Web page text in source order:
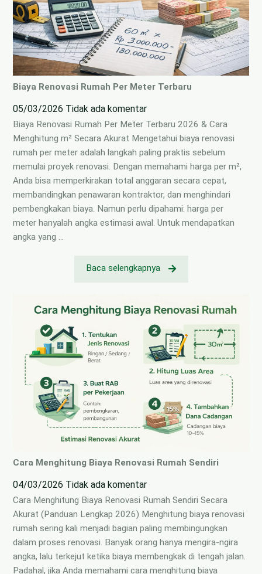
Biaya Renovasi Rumah Per Meter Terbaru
05/03/2026 Tidak ada komentar
Biaya Renovasi Rumah Per Meter Terbaru 2026 & Cara
Menghitung m² Secara Akurat Mengetahui biaya renovasi
rumah per meter adalah langkah paling praktis sebelum
memulai proyek renovasi. Dengan memahami harga per m²,
Anda bisa memperkirakan total anggaran secara cepat,
membandingkan penawaran kontraktor, dan menghindari
pembengkakan biaya. Namun perlu dipahami: harga per
meter hanyalah angka estimasi awal. Untuk mendapatkan
angka yang …
Baca selengkapnya
Cara Menghitung Biaya Renovasi Rumah Sendiri
04/03/2026 Tidak ada komentar
Cara Menghitung Biaya Renovasi Rumah Sendiri Secara
Akurat (Panduan Lengkap 2026) Menghitung biaya renovasi
rumah sering kali menjadi bagian paling membingungkan
dalam proses renovasi. Banyak orang hanya mengira-ngira
angka, lalu terkejut ketika biaya membengkak di tengah jalan.
Padahal, jika Anda memahami cara menghitung biaya